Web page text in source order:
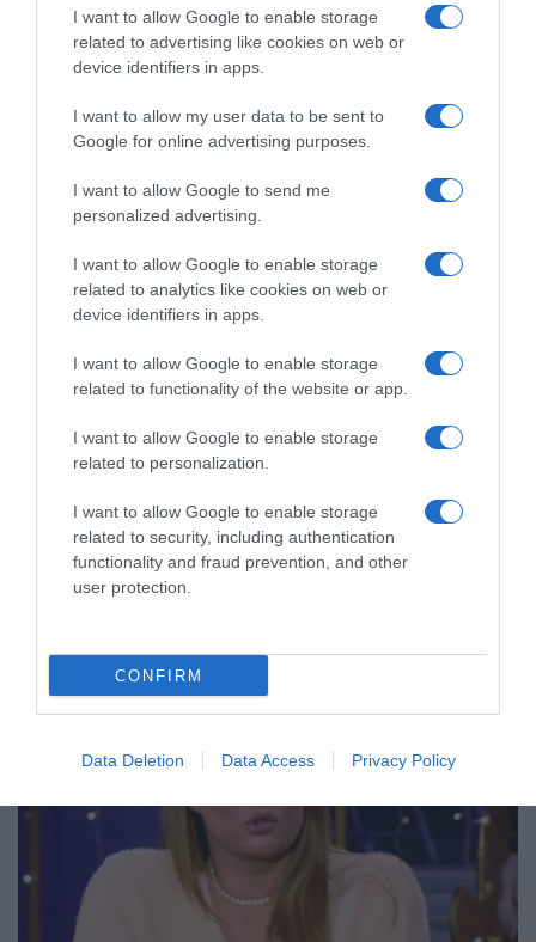
I want to allow Google to enable storage
related to advertising like cookies on web or
device identifiers in apps.
I want to allow my user data to be sent to
Google for online advertising purposes.
I want to allow Google to send me
personalized advertising.
I want to allow Google to enable storage
related to analytics like cookies on web or
device identifiers in apps.
I want to allow Google to enable storage
related to functionality of the website or app.
I want to allow Google to enable storage
related to personalization.
I want to allow Google to enable storage
related to security, including authentication
functionality and fraud prevention, and other
user protection.
CONFIRM
Data Deletion Data Access Privacy Policy
LIFESTYLE
αντίδραση μετά την απόλυσή του – «Τα
έμαθα όλα από την τηλεόραση»
Ο τραγουδιστής απομακρύνθηκε από το νυχτερινό
κέντρο που εργαζόταν
23.12.2025 - 11:41